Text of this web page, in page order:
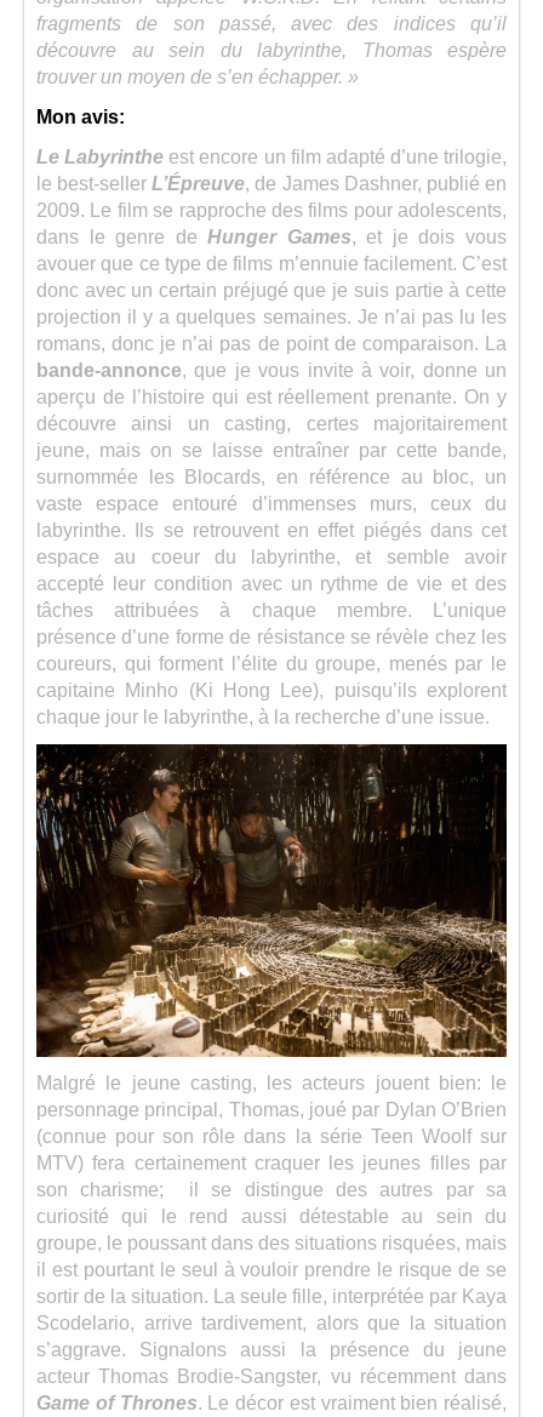
fragments de son passé, avec des indices qu’il
découvre au sein du labyrinthe, Thomas espère
trouver un moyen de s’en échapper. »
Mon avis:
Le Labyrinthe est encore un film adapté d’une trilogie,
le best-sellerL’Épreuve, de James Dashner, publié en
2009. Le film se rapproche des films pour adolescents,
dans le genre deHunger Games, et je dois vous
avouer que ce type de films m’ennuie facilement. C’est
donc avec un certain préjugé que je suis partie à cette
projection il y a quelques semaines. Je n’ai pas lu les
romans, donc je n’ai pas de point de comparaison. La
bande-annonce, que je vous invite à voir, donne un
aperçu de l’histoire qui est réellement prenante. On y
découvre ainsi un casting, certes majoritairement
jeune, mais on se laisse entraîner par cette bande,
surnommée les Blocards, en référence au bloc, un
vaste espace entouré d’immenses murs, ceux du
labyrinthe. Ils se retrouvent en effet piégés dans cet
espace au coeur du labyrinthe, et semble avoir
accepté leur condition avec un rythme de vie et des
tâches attribuées à chaque membre. L’unique
présence d’une forme de résistance se révèle chez les
coureurs, qui forment l’élite du groupe, menés par le
capitaine Minho (Ki Hong Lee), puisqu’ils explorent
chaque jour le labyrinthe, à la recherche d’une issue.
Malgré le jeune casting, les acteurs jouent bien: le
personnage principal, Thomas, joué par Dylan O’Brien
(connue pour son rôle dans la série Teen Woolf sur
MTV) fera certainement craquer les jeunes filles par
son charisme; il se distingue des autres par sa
curiosité qui le rend aussi détestable au sein du
groupe, le poussant dans des situations risquées, mais
il est pourtant le seul à vouloir prendre le risque de se
sortir de la situation. La seule fille, interprétée par Kaya
Scodelario, arrive tardivement, alors que la situation
s’aggrave. Signalons aussi la présence du jeune
acteur Thomas Brodie-Sangster, vu récemment dans
Game of Thrones. Le décor est vraiment bien réalisé,